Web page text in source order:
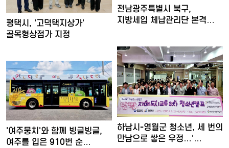
전남광주특별시 북구,
지방세입 체납관리단 본격
평택시, '고덕택지상가'
골목형상점가 지정
하남시-영월군 청소년, 세 번의
만남으로 쌓은 우정…'…
'여주뭉치'와 함께 빙글빙글,
여주를 입은 910번 순…